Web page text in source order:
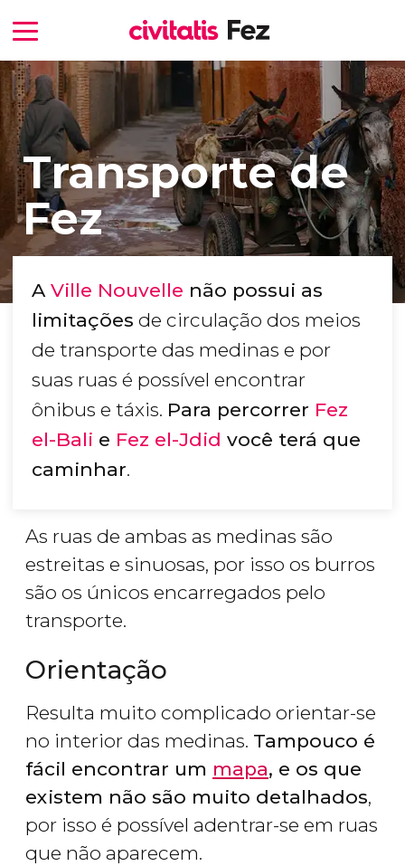
Transporte de
Fez
A Ville Nouvelle não possui as
limitações de circulação dos meios
de transporte das medinas e por
suas ruas é possível encontrar
ônibus e táxis. Para percorrer Fez
el-Bali e Fez el-Jdid você terá que
caminhar.
As ruas de ambas as medinas são
estreitas e sinuosas, por isso os burros
são os únicos encarregados pelo
transporte.
Orientação
Resulta muito complicado orientar-se
no interior das medinas. Tampouco é
fácil encontrar um mapa, e os que
existem não são muito detalhados,
por isso é possível adentrar-se em ruas
que não aparecem.